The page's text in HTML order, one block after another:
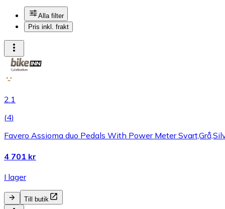
Alla filter
Pris inkl. frakt
2.1
(4)
Favero Assioma duo Pedals With Power Meter
4 701 kr
I lager
Till butik